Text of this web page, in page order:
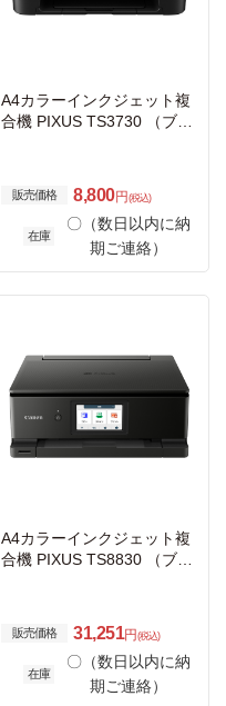
A4カラーインクジェット複
合機 PIXUS TS3730 （ブラ
販売価格 8,800円 (税込)
在庫
〇（数日以内に納
期ご連絡）
A4カラーインクジェット複
合機 PIXUS TS8830 （ブラ
販売価格 31,251円 (税込)
在庫
〇（数日以内に納
期ご連絡）